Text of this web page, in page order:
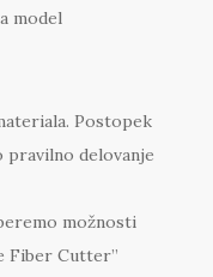
model
Postopek
pravilno delovanje
možnosti
Fiber Cutter”